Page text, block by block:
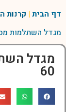
דף הבית | קרנות
מגדל השתלמות מסלול
60